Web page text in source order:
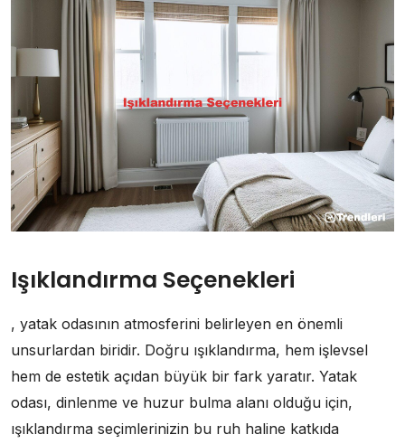
Işıklandırma Seçenekleri
, yatak odasının atmosferini belirleyen en önemli
unsurlardan biridir. Doğru ışıklandırma, hem işlevsel
hem de estetik açıdan büyük bir fark yaratır. Yatak
odası, dinlenme ve huzur bulma alanı olduğu için,
ışıklandırma seçimlerinizin bu ruh haline katkıda